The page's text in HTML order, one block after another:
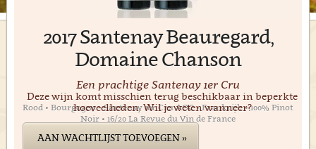
2017 Santenay Beauregard,
Domaine Chanson
Een prachtige Santenay 1er Cru
Rood • Bourgogne • Santenay 1er Cru AOC • Frankrijk • 100% Pinot
Noir • 16/20 La Revue du Vin de France
Deze wijn komt misschien terug beschikbaar in beperkte
hoeveelheden. Wil je weten wanneer?
AAN WACHTLIJST TOEVOEGEN »